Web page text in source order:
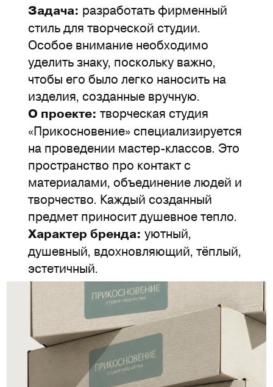
Задача: разработать фирменный
стиль для творческой студии.
Особое внимание необходимо
уделить знаку, поскольку важно,
чтобы его было легко наносить на
изделия, созданные вручную.
О проекте: творческая студия
«Прикосновение» специализируется
на проведении мастер-классов. Это
пространство про контакт с
материалами, объединение людей и
творчество. Каждый созданный
предмет приносит душевное тепло.
Характер бренда: уютный,
душевный, вдохновляющий, тёплый,
эстетичный.